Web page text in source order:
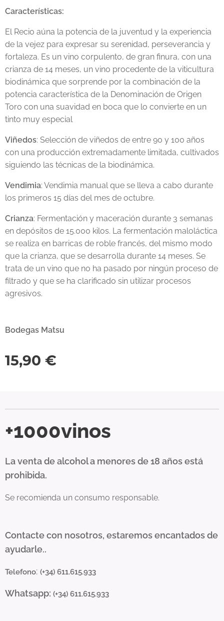
Características:
El Recio aúna la potencia de la juventud y la experiencia
de la vejez para expresar su serenidad, perseverancia y
fortaleza. Es un vino corpulento, de gran finura, con una
crianza de 14 meses, un vino procedente de la viticultura
biodinámica que sorprende por la combinación de la
potencia característica de la Denominación de Origen
Toro con una suavidad en boca que lo convierte en un
tinto muy especial
Viñedos: Selección de viñedos de entre 90 y 100 años
con una producción extremadamente limitada, cultivados
siguiendo las técnicas de la biodinámica.
Vendimia: Vendimia manual que se lleva a cabo durante
los primeros 15 días del mes de octubre.
Crianza: Fermentación y maceración durante 3 semanas
en depósitos de 15.000 kilos. La fermentación maloláctica
se realiza en barricas de roble francés, del mismo modo
que la crianza, que se desarrolla durante 14 meses. Se
trata de un vino que no ha pasado por ningún proceso de
filtrado y que se ha clarificado sin utilizar procesos
agresivos.
Bodegas Matsu
15,90 €
+1000vinos
La venta de alcohol a menores de 18 años está
prohibida.
Se recomienda un consumo responsable.
Contacte con nosotros, estaremos encantados de
ayudarle..
Telefono: (+34) 611.615.933
Whatsapp: (+34) 611.615.933